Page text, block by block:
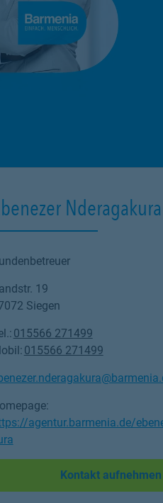
Nderagakura
19
Siegen
015566 271499
015566 271499
agentur.barmenia.de/
Kontakt aufnehmen
Link